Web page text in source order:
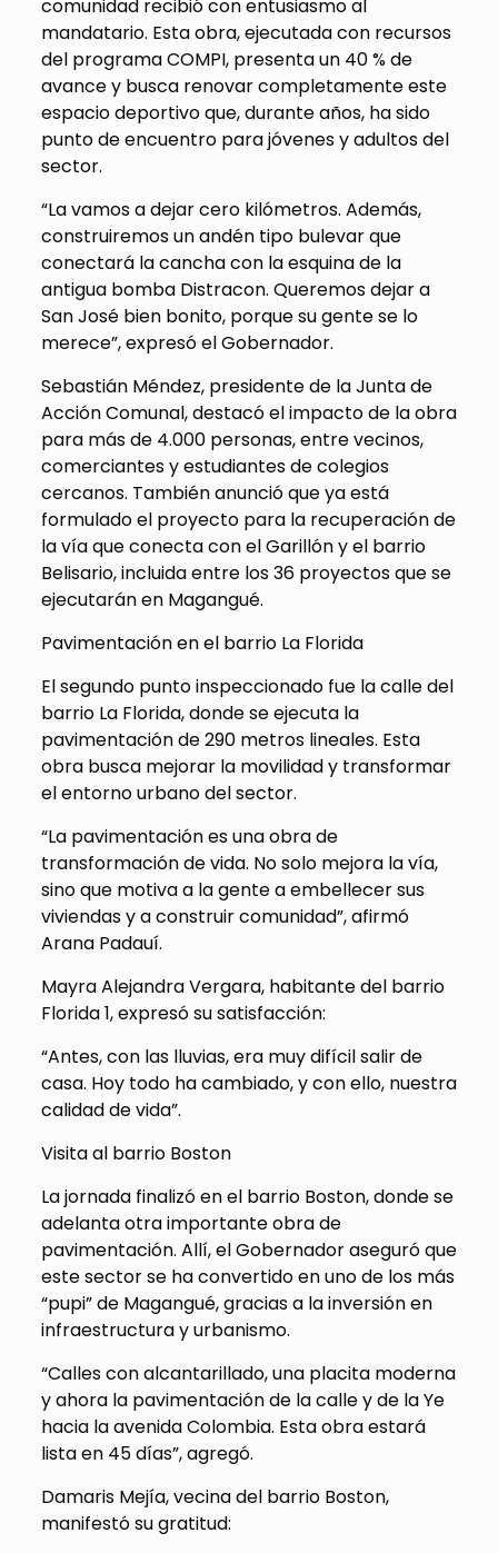
comunidad recibió con entusiasmo al
mandatario. Esta obra, ejecutada con recursos
del programa COMPI, presenta un 40 % de
avance y busca renovar completamente este
espacio deportivo que, durante años, ha sido
punto de encuentro para jóvenes y adultos del
sector.
“La vamos a dejar cero kilómetros. Además,
construiremos un andén tipo bulevar que
conectará la cancha con la esquina de la
antigua bomba Distracon. Queremos dejar a
San José bien bonito, porque su gente se lo
merece”, expresó el Gobernador.
Sebastián Méndez, presidente de la Junta de
Acción Comunal, destacó el impacto de la obra
para más de 4.000 personas, entre vecinos,
comerciantes y estudiantes de colegios
cercanos. También anunció que ya está
formulado el proyecto para la recuperación de
la vía que conecta con el Garillón y el barrio
Belisario, incluida entre los 36 proyectos que se
ejecutarán en Magangué.
Pavimentación en el barrio La Florida
El segundo punto inspeccionado fue la calle del
barrio La Florida, donde se ejecuta la
pavimentación de 290 metros lineales. Esta
obra busca mejorar la movilidad y transformar
el entorno urbano del sector.
“La pavimentación es una obra de
transformación de vida. No solo mejora la vía,
sino que motiva a la gente a embellecer sus
viviendas y a construir comunidad”, afirmó
Arana Padauí.
Mayra Alejandra Vergara, habitante del barrio
Florida 1, expresó su satisfacción:
“Antes, con las lluvias, era muy difícil salir de
casa. Hoy todo ha cambiado, y con ello, nuestra
calidad de vida”.
Visita al barrio Boston
La jornada finalizó en el barrio Boston, donde se
adelanta otra importante obra de
pavimentación. Allí, el Gobernador aseguró que
este sector se ha convertido en uno de los más
“pupi” de Magangué, gracias a la inversión en
infraestructura y urbanismo.
“Calles con alcantarillado, una placita moderna
y ahora la pavimentación de la calle y de la Ye
hacia la avenida Colombia. Esta obra estará
lista en 45 días”, agregó.
Damaris Mejía, vecina del barrio Boston,
manifestó su gratitud: